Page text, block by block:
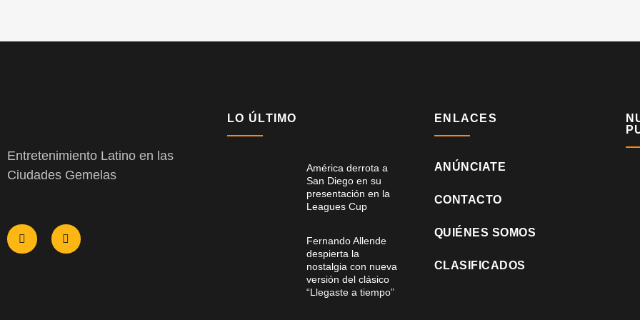
Entretenimiento Latino en las
Ciudades Gemelas
LO ÚLTIMO
América derrota a
San Diego en su
presentación en la
Leagues Cup
Fernando Allende
despierta la
nostalgia con nueva
versión del clásico
“Llegaste a tiempo”
ENLACES
ANÚNCIATE
CONTACTO
QUIÉNES SOMOS
CLASIFICADOS